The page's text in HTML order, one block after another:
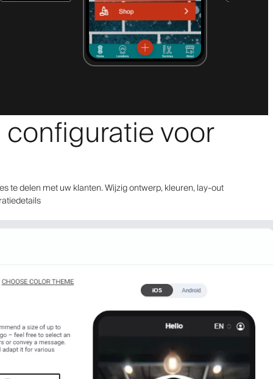
voor
te delen met uw klanten. Wijzig ontwerp, kleuren, lay-out